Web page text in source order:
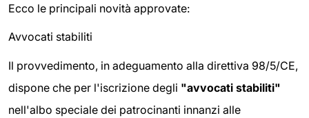
Ecco le principali novità approvate:
Avvocati stabiliti
Il provvedimento, in adeguamento alla direttiva 98/5/CE,
dispone che per l'iscrizione degli "avvocati stabiliti"
nell'albo speciale dei patrocinanti innanzi alle